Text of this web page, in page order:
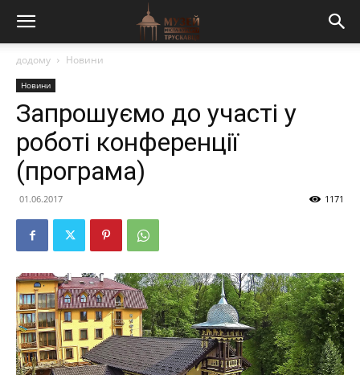
додому Новини
Новини
Запрошуємо до участі у
роботі конференції
(програма)
01.06.2017 1171